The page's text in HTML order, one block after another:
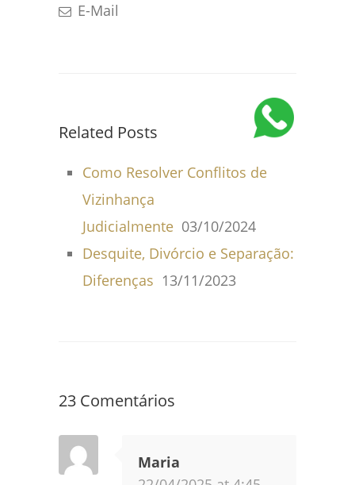
E-Mail
Related Posts
Como Resolver Conflitos de
Vizinhança
Judicialmente 03/10/2024
Desquite, Divórcio e Separação:
Diferenças 13/11/2023
23 Comentários
Maria